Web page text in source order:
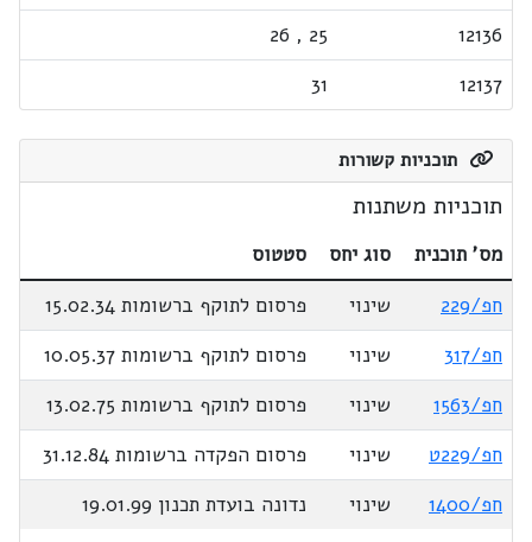
12136
25
,
26
12137
31
תוכניות קשורות
תוכניות משתנות
מס' תוכנית סוג יחס
סטטוס
חפ/229
שינוי
פרסום לתוקף ברשומות 15.02.34
חפ/317
שינוי
פרסום לתוקף ברשומות 10.05.37
חפ/1563
שינוי
פרסום לתוקף ברשומות 13.02.75
חפ/229ט
שינוי
פרסום הפקדה ברשומות 31.12.84
חפ/1400
שינוי נדונה בועדת תכנון 19.01.99